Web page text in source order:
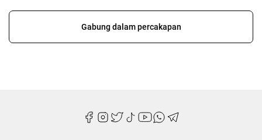
Gabung dalam percakapan